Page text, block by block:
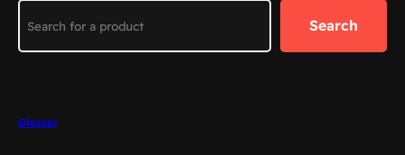
Search
Glossar